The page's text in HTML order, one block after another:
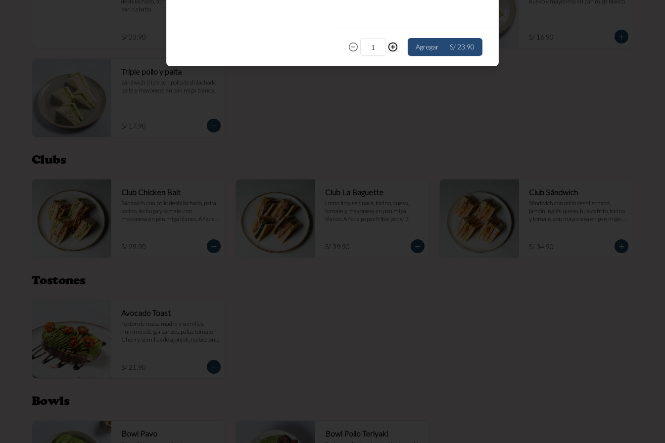
pan ciabatta
S/ 23.90 S/ 16.90
Triple pollo y palta
Sándwich triple con pollo deshilachado,
palta y mayonesa en pan miga blanco.
S/ 17.90
Clubs
Club Chicken Balt
Sándwich con pollo deshilachado, palta,
tocino, lechuga y tomate, con
mayonesa en pan miga blanco. Añade
S/ 29.90
Club La Baguette
Lomo fino, espinaca, tocino, queso,
tomate y mayonesa en pan miga
blanco. Añade papas fritas por s/ 7.
S/ 39.90
Club Sándwich
Sándwich con pollo deshilachado,
jamón inglés, queso, huevo frito, tocino
y tomate, con mayonesa en pan miga
S/ 34.90
Tostones
Avocado Toast
Tostón de masa madre y semillas,
hummus de garbanzos, palta, tomate
Cherry, semillas de ajonjolí, reducción
S/ 21.90
Bowls
Bowl Pavo Bowl Pollo Teriyaki
Agregar S/ 23.90